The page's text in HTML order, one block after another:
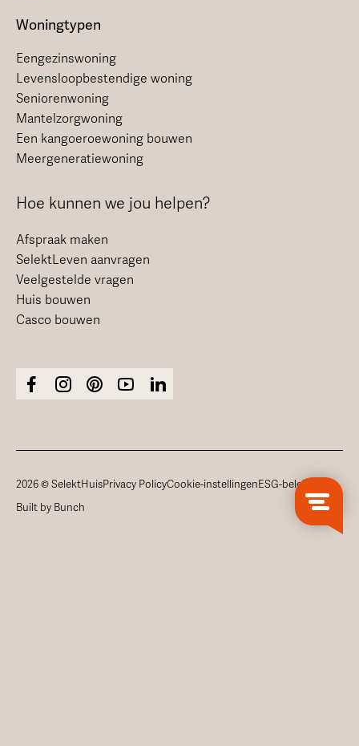
Woningtypen
Eengezinswoning
Levensloopbestendige woning
Seniorenwoning
Mantelzorgwoning
Een kangoeroewoning bouwen
Meergeneratiewoning
Hoe kunnen we jou helpen?
Afspraak maken
SelektLeven aanvragen
Veelgestelde vragen
Huis bouwen
Casco bouwen
2026 © SelektHuisPrivacy PolicyCookie-instellingenESG-beleid
Built by Bunch